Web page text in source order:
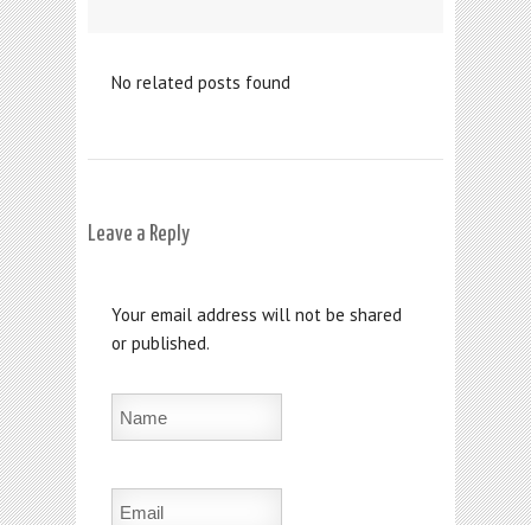
No related posts found
Leave a Reply
Your email address will not be shared
or published.